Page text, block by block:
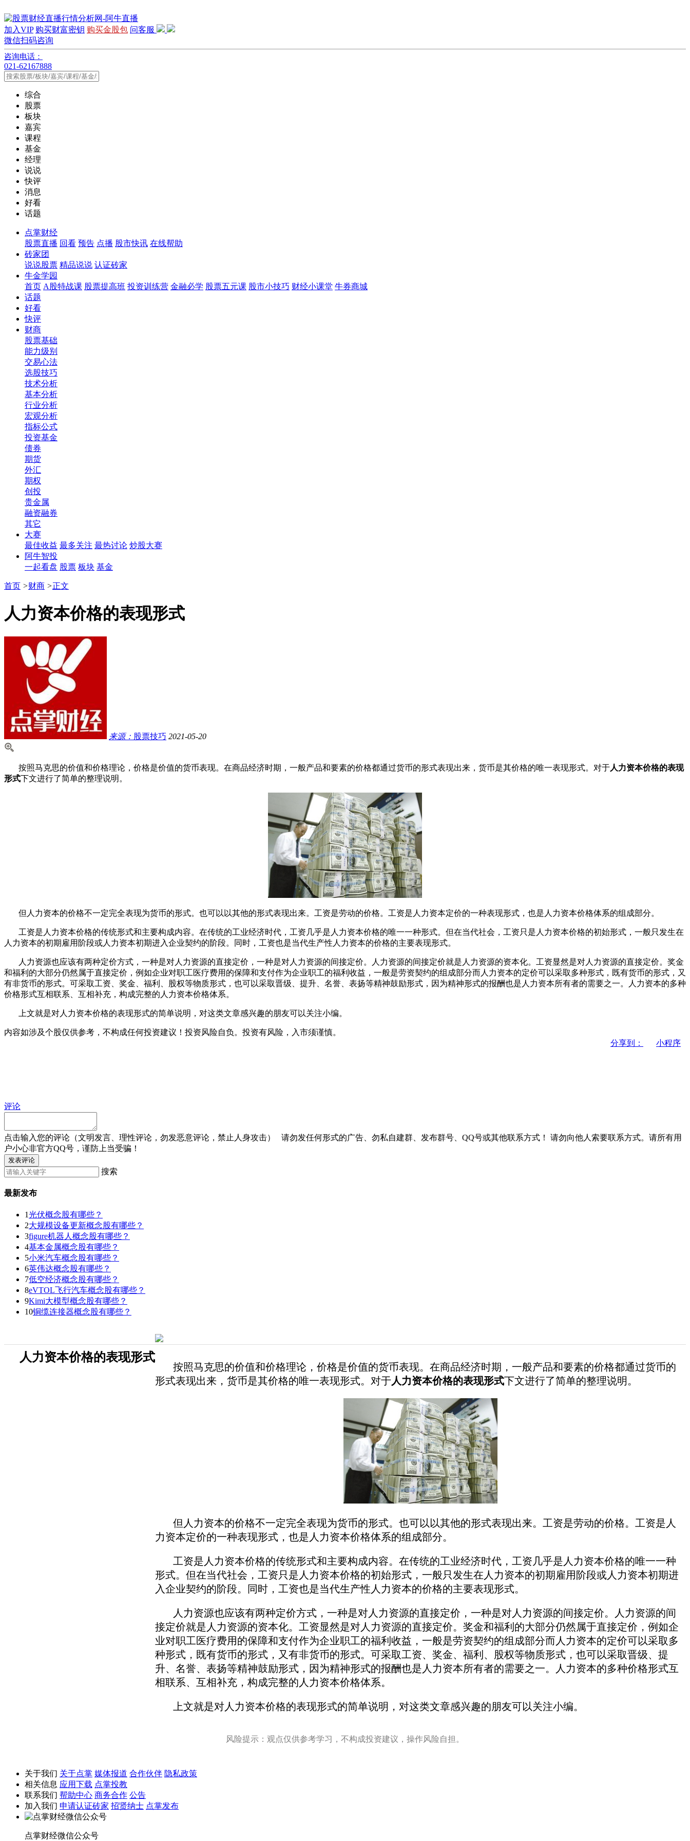
加入VIP 购买财富密钥 购买金股包 问客服
微信扫码咨询
咨询电话：
021-62167888
综合
股票
板块
嘉宾
课程
基金
经理
说说
快评
消息
好看
话题
点掌财经
股票直播 回看 预告 点播 股市快讯 在线帮助
砖家团
说说股票 精品说说 认证砖家
牛金学园
首页 A股特战课 股票提高班 投资训练营 金融必学 股票五元课 股市小技巧 财经小课堂 牛券商城
话题
好看
快评
财商
股票基础
能力级别
交易心法
选股技巧
技术分析
基本分析
行业分析
宏观分析
指标公式
投资基金
债券
期货
外汇
期权
创投
贵金属
融资融券
其它
大赛
最佳收益 最多关注 最热讨论 炒股大赛
阿牛智投
一起看盘 股票 板块 基金
首页 >财商 >正文
人力资本价格的表现形式
来源： 股票技巧 2021-05-20
按照马克思的价值和价格理论，价格是价值的货币表现。在商品经济时期，一般产品和要素的价格都通过货币的形式表现出来，货币是其价格的唯一表现形式。对于人力资本价格的表现
形式下文进行了简单的整理说明。
但人力资本的价格不一定完全表现为货币的形式。也可以以其他的形式表现出来。工资是劳动的价格。工资是人力资本定价的一种表现形式，也是人力资本价格体系的组成部分。
工资是人力资本价格的传统形式和主要构成内容。在传统的工业经济时代，工资几乎是人力资本价格的唯一一种形式。但在当代社会，工资只是人力资本价格的初始形式，一般只发生在
人力资本的初期雇用阶段或人力资本初期进入企业契约的阶段。同时，工资也是当代生产性人力资本的价格的主要表现形式。
人力资源也应该有两种定价方式，一种是对人力资源的直接定价，一种是对人力资源的间接定价。人力资源的间接定价就是人力资源的资本化。工资显然是对人力资源的直接定价。奖金
和福利的大部分仍然属于直接定价，例如企业对职工医疗费用的保障和支付作为企业职工的福利收益，一般是劳资契约的组成部分而人力资本的定价可以采取多种形式，既有货币的形式，又
有非货币的形式。可采取工资、奖金、福利、股权等物质形式，也可以采取晋级、提升、名誉、表扬等精神鼓励形式，因为精神形式的报酬也是人力资本所有者的需要之一。人力资本的多种
价格形式互相联系、互相补充，构成完整的人力资本价格体系。
上文就是对人力资本价格的表现形式的简单说明，对这类文章感兴趣的朋友可以关注小编。
内容如涉及个股仅供参考，不构成任何投资建议！投资风险自负。投资有风险，入市须谨慎。
分享到：
小程序
评论
点击输入您的评论（文明发言、理性评论，勿发恶意评论，禁止人身攻击） 请勿发任何形式的广告、勿私自建群、发布群号、QQ号或其他联系方式！
请勿向他人索要联系方式。请所有用
户小心非官方QQ号，谨防上当受骗！
发表评论
搜索
最新发布
1光伏概念股有哪些？
2大规模设备更新概念股有哪些？
3figure机器人概念股有哪些？
4基本金属概念股有哪些？
5小米汽车概念股有哪些？
6英伟达概念股有哪些？
7低空经济概念股有哪些？
8eVTOL飞行汽车概念股有哪些？
9Kimi大模型概念股有哪些？
10铜缆连接器概念股有哪些？
人力资本价格的表现形式
按照马克思的价值和价格理论，价格是价值的货币表现。在商品经济时期，一般产品和要素的价格都通过货币的
形式表现出来，货币是其价格的唯一表现形式。对于人力资本价格的表现形式下文进行了简单的整理说明。
但人力资本的价格不一定完全表现为货币的形式。也可以以其他的形式表现出来。工资是劳动的价格。工资是人
力资本定价的一种表现形式，也是人力资本价格体系的组成部分。
工资是人力资本价格的传统形式和主要构成内容。在传统的工业经济时代，工资几乎是人力资本价格的唯一一种
形式。但在当代社会，工资只是人力资本价格的初始形式，一般只发生在人力资本的初期雇用阶段或人力资本初期进
入企业契约的阶段。同时，工资也是当代生产性人力资本的价格的主要表现形式。
人力资源也应该有两种定价方式，一种是对人力资源的直接定价，一种是对人力资源的间接定价。人力资源的间
接定价就是人力资源的资本化。工资显然是对人力资源的直接定价。奖金和福利的大部分仍然属于直接定价，例如企
业对职工医疗费用的保障和支付作为企业职工的福利收益，一般是劳资契约的组成部分而人力资本的定价可以采取多
种形式，既有货币的形式，又有非货币的形式。可采取工资、奖金、福利、股权等物质形式，也可以采取晋级、提
升、名誉、表扬等精神鼓励形式，因为精神形式的报酬也是人力资本所有者的需要之一。人力资本的多种价格形式互
相联系、互相补充，构成完整的人力资本价格体系。
上文就是对人力资本价格的表现形式的简单说明，对这类文章感兴趣的朋友可以关注小编。
风险提示：观点仅供参考学习，不构成投资建议，操作风险自担。
关于我们 关于点掌 媒体报道 合作伙伴 隐私政策
相关信息 应用下载 点掌投教
联系我们 帮助中心 商务合作 公告
加入我们 申请认证砖家 招贤纳士 点掌发布
点掌财经微信公众号